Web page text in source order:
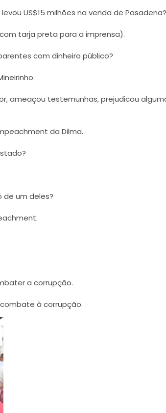
US$15 milhões na venda de Pasadena?
tarja preta para a imprensa).
com dinheiro público?
ameaçou testemunhas, prejudicou
da Dilma.
de um deles?
a corrupção.
à corrupção.